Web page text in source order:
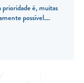
prioridade é, muitas
possível.